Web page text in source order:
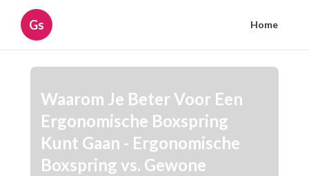
Gs Home
Waarom Je Beter Voor Een
Ergonomische Boxspring
Kunt Gaan - Ergonomische
Boxspring vs. Gewone